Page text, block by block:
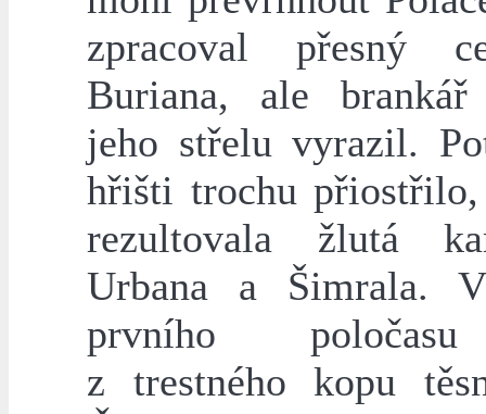
zpracoval přesný
Buriana, ale brankář
jeho střelu vyrazil.
hřišti trochu
rezultovala žlutá
Urbana a Šimrala.
prvního
z trestného kopu